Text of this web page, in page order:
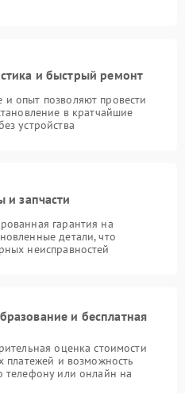
и быстрый ремонт
опыт позволяют провести
в кратчайшие
устройства
и запчасти
гарантия на
детали, что
неисправностей
и бесплатная
оценка стоимости
платежей и возможность
телефону или онлайн на